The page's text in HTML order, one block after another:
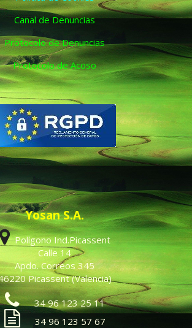
Canal de Denuncias
Protocolo de Denuncias
Protocolo de Acoso
Yosan S.A.
Polígono Ind.Picassent
Calle 14
Apdo. Correos 345
Picassent (Valencia)
34 96 123 25 11
34 96 123 57 67